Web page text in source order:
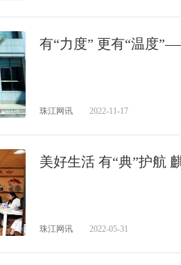
有“力度” 更有“温度
珠江网讯 2022-11-17
美好生活 有“典”护航
珠江网讯 2022-05-31